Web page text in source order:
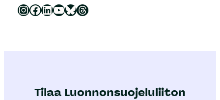
Luonnonsuojeluliitto Instagramissa Luonnonsuojeluliitto Facebookissa Luonnonsuojeluliitto LinkedInissä Luonnonsuojeluliiton YouTube-kanava Luonnonsuojeluliitto Blueskyssa Luonnonsuojeluliitto Threadsissa
Tilaa Luonnonsuojeluliiton